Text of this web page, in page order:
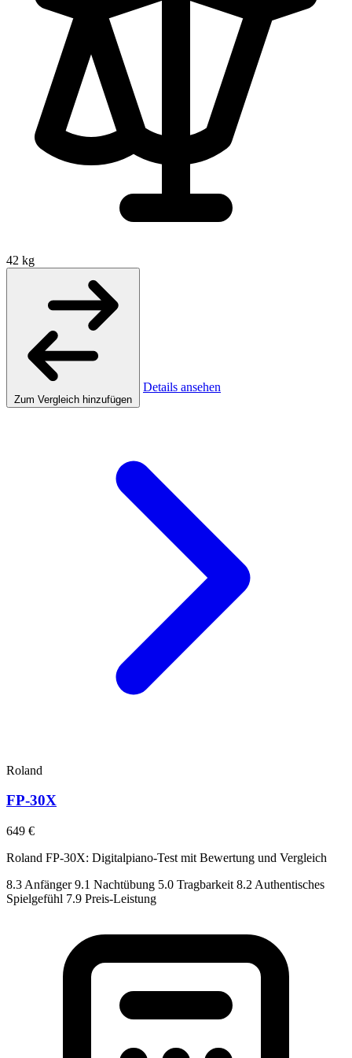
42 kg
Zum Vergleich hinzufügen
Details ansehen
Roland
FP-30X
649 €
Roland FP-30X: Digitalpiano-Test mit Bewertung und Vergleich
8.3 Anfänger 9.1 Nachtübung 5.0 Tragbarkeit 8.2 Authentisches
Spielgefühl 7.9 Preis-Leistung